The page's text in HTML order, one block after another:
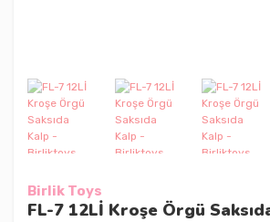
Birlik Toys
FL-7 12Lİ Kroşe Örgü